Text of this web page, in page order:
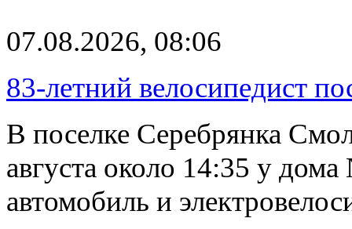
07.08.2026, 08:06
83-летний велосипедист
В поселке Серебрянка
августа около 14:35 у
автомобиль и